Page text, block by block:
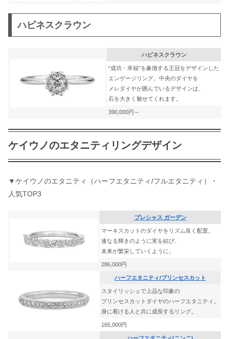
ハピネスクラウン
ハピネスクラウン
“成功・幸福”を象徴する王冠をデザインした
エンゲージリング。中央のダイヤを
メレダイヤが囲んでいるデザインは、
石を大きく魅せてくれます。
390,000円～
ケイウノのエタニティリングデザイン
▼ケイウノのエタニティ（ハーフエタニティ/フルエタニティ）・
人気TOP3​​
プレシャス ガーデン
マーキスカットのダイヤをリズム良く配置。
連なる輝きのように実を結び、
未来が繁栄していくように。
286,000円
ハーフエタニティ/プリンセスカット
スタイリッシュで上品な印象の
プリンセスカットダイヤのハーフエタニティ。
身に着ける人と共に成長するリング。
165,000円